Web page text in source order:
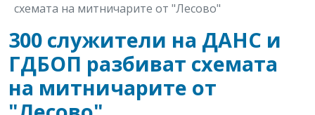
схемата на митничарите от "Лесово"
300 служители на ДАНС и
ГДБОП разбиват схемата
на митничарите от